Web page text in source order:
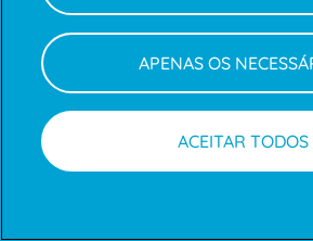
APENAS OS
ACEITAR TODOS